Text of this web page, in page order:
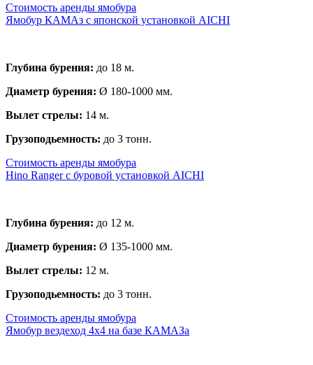
Стоимость аренды ямобура
Ямобур КАМАз с японской установкой AICHI
Глубина бурения: до 18 м.
Диаметр бурения: Ø 180-1000 мм.
Вылет стрелы: 14 м.
Грузоподьемность: до 3 тонн.
Стоимость аренды ямобура
Hino Ranger с буровой установкой AICHI
Глубина бурения: до 12 м.
Диаметр бурения: Ø 135-1000 мм.
Вылет стрелы: 12 м.
Грузоподьемность: до 3 тонн.
Стоимость аренды ямобура
Ямобур вездеход 4х4 на базе КАМАЗа